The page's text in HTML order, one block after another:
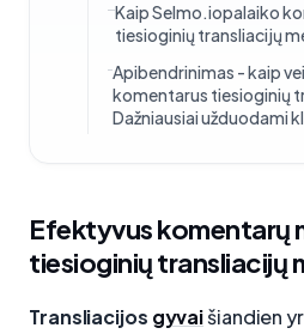
Kaip Selmo.iopalaiko
tiesioginių transliacijų
Apibendrinimas - kaip
komentarus tiesioginių
Dažniausiai užduodami
Efektyvus komentarų
tiesioginių transliacijų
Transliacijos gyvaišiandien